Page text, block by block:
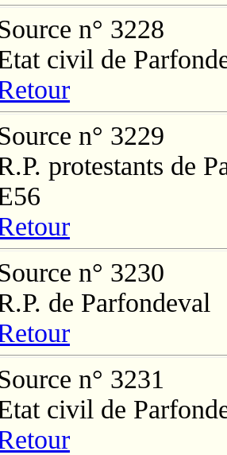
n° 3228
civil de
n° 3229
protestants de
n° 3230
de Parfondeval
n° 3231
civil de